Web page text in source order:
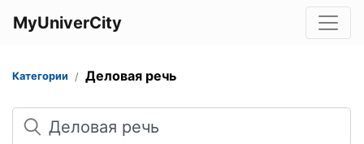
MyUniverCity
Категории Деловая речь
Поиск